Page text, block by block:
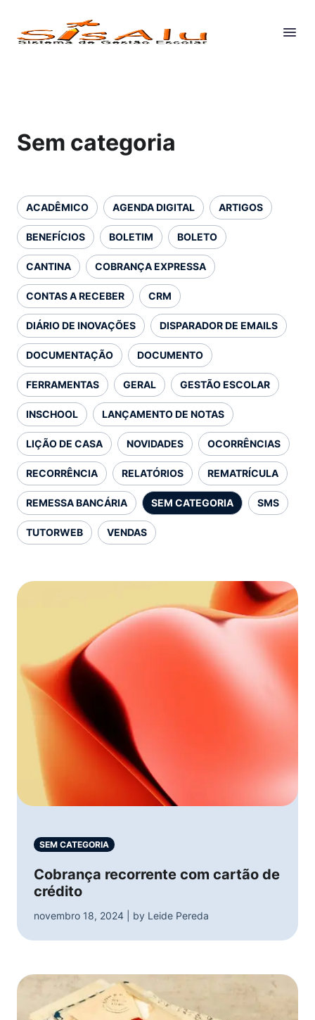
Sem categoria
ACADÊMICO AGENDA DIGITAL ARTIGOS
BENEFÍCIOS BOLETIM BOLETO
CANTINA COBRANÇA EXPRESSA
CONTAS A RECEBER CRM
DIÁRIO DE INOVAÇÕES DISPARADOR DE EMAILS
DOCUMENTAÇÃO DOCUMENTO
FERRAMENTAS GERAL GESTÃO ESCOLAR
INSCHOOL LANÇAMENTO DE NOTAS
LIÇÃO DE CASA NOVIDADES OCORRÊNCIAS
RECORRÊNCIA RELATÓRIOS REMATRÍCULA
REMESSA BANCÁRIA SEM CATEGORIA SMS
TUTORWEB VENDAS
SEM CATEGORIA
Cobrança recorrente com cartão de
crédito
novembro 18, 2024 | by Leide Pereda